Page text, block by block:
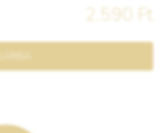
2.590 Ft